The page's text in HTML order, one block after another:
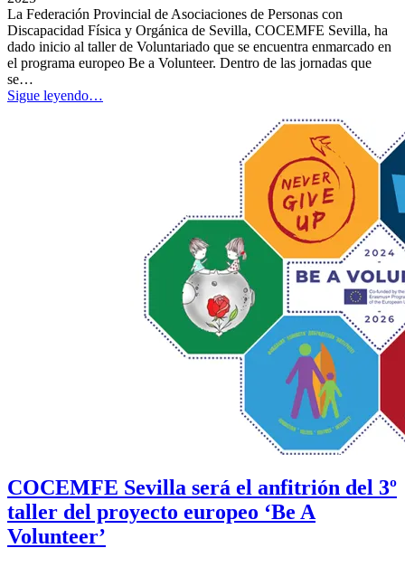
La Federación Provincial de Asociaciones de Personas con
Discapacidad Física y Orgánica de Sevilla, COCEMFE Sevilla, ha
dado inicio al taller de Voluntariado que se encuentra enmarcado en
el programa europeo Be a Volunteer. Dentro de las jornadas que
se…
Sigue leyendo“COCEMFE
Volunteer”
…
COCEMFE Sevilla será el anfitrión del 3º
taller del proyecto europeo ‘Be A
Volunteer’